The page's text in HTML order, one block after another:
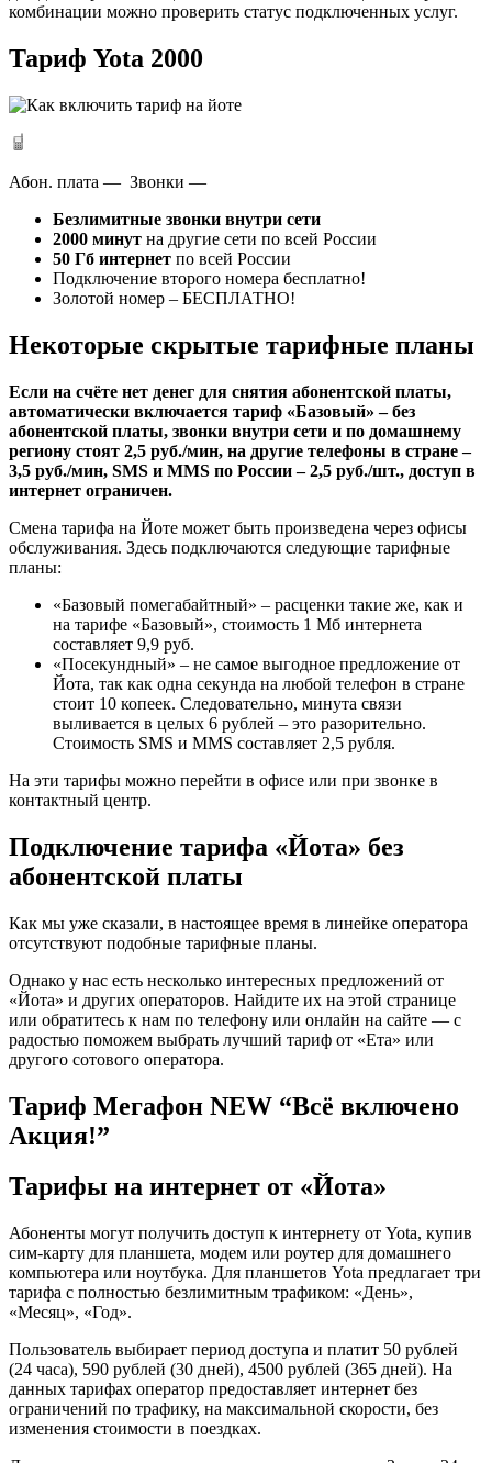
комбинации можно проверить статус подключенных услуг.
Тариф Yota 2000
Абон. плата — Звонки —
Безлимитные звонки внутри сети
2000 минут на другие сети по всей России
50 Гб интернет по всей России
Подключение второго номера бесплатно!
Золотой номер – БЕСПЛАТНО!
Некоторые скрытые тарифные планы
Если на счёте нет денег для снятия абонентской платы,
автоматически включается тариф «Базовый» – без
абонентской платы, звонки внутри сети и по домашнему
региону стоят 2,5 руб./мин, на другие телефоны в стране –
3,5 руб./мин, SMS и MMS по России – 2,5 руб./шт., доступ в
интернет ограничен.
Смена тарифа на Йоте может быть произведена через офисы
обслуживания. Здесь подключаются следующие тарифные
планы:
«Базовый помегабайтный» – расценки такие же, как и
на тарифе «Базовый», стоимость 1 Мб интернета
составляет 9,9 руб.
«Посекундный» – не самое выгодное предложение от
Йота, так как одна секунда на любой телефон в стране
стоит 10 копеек. Следовательно, минута связи
выливается в целых 6 рублей – это разорительно.
Стоимость SMS и MMS составляет 2,5 рубля.
На эти тарифы можно перейти в офисе или при звонке в
контактный центр.
Подключение тарифа «Йота» без
абонентской платы
Как мы уже сказали, в настоящее время в линейке оператора
отсутствуют подобные тарифные планы.
Однако у нас есть несколько интересных предложений от
«Йота» и других операторов. Найдите их на этой странице
или обратитесь к нам по телефону или онлайн на сайте — с
радостью поможем выбрать лучший тариф от «Ета» или
другого сотового оператора.
Тариф Мегафон NEW “Всё включено
Акция!”
Тарифы на интернет от «Йота»
Абоненты могут получить доступ к интернету от Yota, купив
сим-карту для планшета, модем или роутер для домашнего
компьютера или ноутбука. Для планшетов Yota предлагает три
тарифа с полностью безлимитным трафиком: «День»,
«Месяц», «Год».
Пользователь выбирает период доступа и платит 50 рублей
(24 часа), 590 рублей (30 дней), 4500 рублей (365 дней). На
данных тарифах оператор предоставляет интернет без
ограничений по трафику, на максимальной скорости, без
изменения стоимости в поездках.